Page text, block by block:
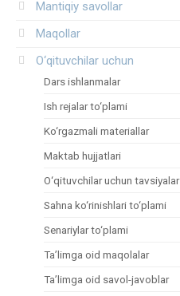
Mantiqiy savollar
Maqollar
O‘qituvchilar uchun
Dars ishlanmalar
Ish rejalar to‘plami
Ko‘rgazmali materiallar
Maktab hujjatlari
O‘qituvchilar uchun tavsiyalar
Sahna ko‘rinishlari to‘plami
Senariylar to‘plami
Ta’limga oid maqolalar
Ta’limga oid savol-javoblar